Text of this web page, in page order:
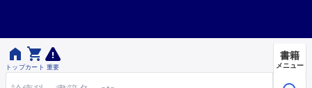

トップ

カート 重要
書籍
メニュー